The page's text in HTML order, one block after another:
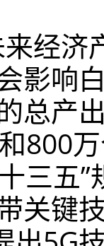
济
影响
总产
800
三五
关键